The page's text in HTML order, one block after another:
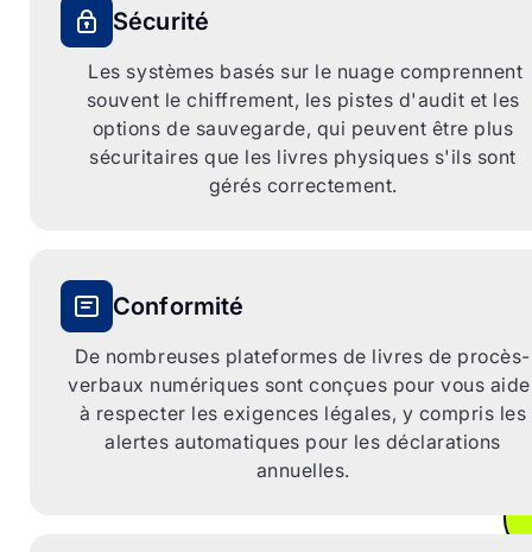
Sécurité
Les systèmes basés sur le nuage comprennent
souvent le chiffrement, les pistes d'audit et les
options de sauvegarde, qui peuvent être plus
sécuritaires que les livres physiques s'ils sont
gérés correctement.
Conformité
De nombreuses plateformes de livres de procès-
verbaux numériques sont conçues pour vous
à respecter les exigences légales, y compris les
alertes automatiques pour les déclarations
annuelles.
reste